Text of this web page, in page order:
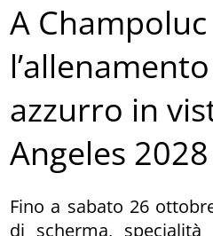
A Champoluc
azzurro in
Angeles 2028
Fino a sabato 26
di scherma,